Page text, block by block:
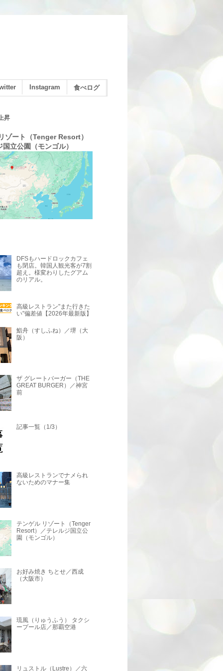
Instagram 食べログ
昇
ゾート（Tenger Resort）
立公園（モンゴル）
DFSもハードロックカフェ
も閉店。韓国人観光客が7割
超え。様変わりしたグアム
のリアル。
高級レストラン"また行きた
い"偏差値【2026年最新版】
鮨舟（すしふね）／堺（大
阪）
ザ グレートバーガー（THE
GREAT BURGER）／神宮
前
記事一覧（1/3）
高級レストランでナメられ
ないためのマナー集
テンゲル リゾート（Tenger
Resort）／テレルジ国立公
園（モンゴル）
お好み焼き ちとせ／西成
（大阪市）
琉風（りゅうふう） タクシ
ープール店／那覇空港
リュストル（Lustre）／六